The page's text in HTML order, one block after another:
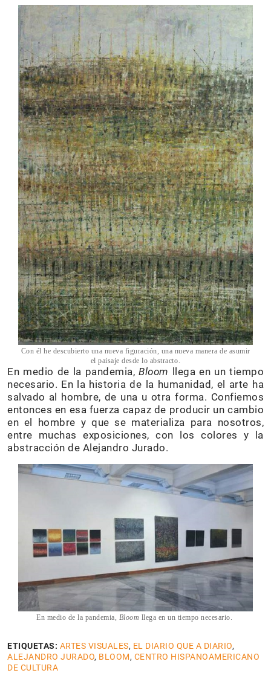
Con él he descubierto una nueva figuración, una nueva manera de asumir
el paisaje desde lo abstracto.
En medio de la pandemia, Bloom llega en un tiempo
necesario. En la historia de la humanidad, el arte ha
salvado al hombre, de una u otra forma. Confiemos
entonces en esa fuerza capaz de producir un cambio
en el hombre y que se materializa para nosotros,
entre muchas exposiciones, con los colores y la
abstracción de Alejandro Jurado.
En medio de la pandemia, Bloom llega en un tiempo necesario.
ETIQUETAS: ARTES VISUALES, EL DIARIO QUE A DIARIO,
ALEJANDRO JURADO, BLOOM, CENTRO HISPANOAMERICANO
DE CULTURA